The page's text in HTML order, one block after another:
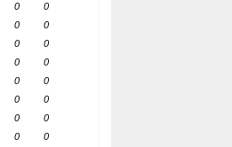
0
0
0
0
0
0
0
0
0
0
0
0
0
0
0
0